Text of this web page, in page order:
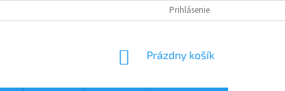
Prihlásenie
NÁKUPNÝ
Prázdny košík